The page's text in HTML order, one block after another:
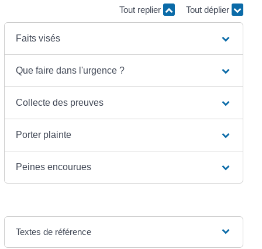
Tout replier Tout déplier
Faits visés
Que faire dans l'urgence ?
Collecte des preuves
Porter plainte
Peines encourues
Textes de référence